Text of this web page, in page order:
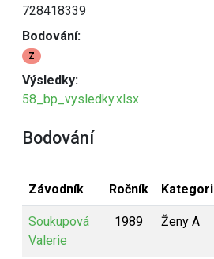
728418339
Bodování:
Z
Výsledky:
58_bp_vysledky.xlsx
Bodování
Závodník Ročník
Soukupová
Valerie
1989 Ženy A